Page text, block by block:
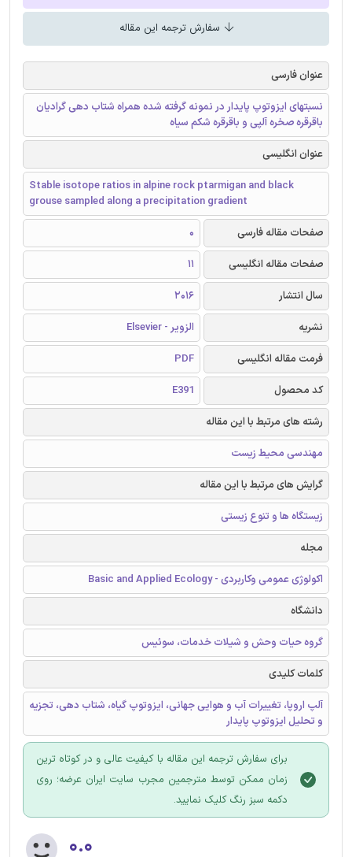
سفارش ترجمه این مقاله
عنوان فارسی
نسبتهای ایزوتوپ پایدار در نمونه گرفته شده همراه شتاب دهی گرادیان
باقرقره صخره آلپی و باقرقره شکم سیاه
عنوان انگلیسی
Stable isotope ratios in alpine rock ptarmigan and black
grouse sampled along a precipitation gradient
صفحات مقاله فارسی
0
صفحات مقاله انگلیسی
11
سال انتشار
2016
نشریه
الزویر - Elsevier
فرمت مقاله انگلیسی
PDF
کد محصول
E391
رشته های مرتبط با این مقاله
مهندسی محیط زیست
گرایش های مرتبط با این مقاله
زیستگاه ها و تنوع زیستی
مجله
اکولوژی عمومی وکاربردی - Basic and Applied Ecology
دانشگاه
گروه حیات وحش و شیلات خدمات، سوئیس
کلمات کلیدی
آلپ اروپا، تغییرات آب و هوایی جهانی، ایزوتوپ گیاه، شتاب دهی، تجزیه
و تحلیل ایزوتوپ پایدار
برای سفارش ترجمه این مقاله با کیفیت عالی و در کوتاه ترین
زمان ممکن توسط مترجمین مجرب سایت ایران عرضه؛ روی
دکمه سبز رنگ کلیک نمایید.
۰.۰